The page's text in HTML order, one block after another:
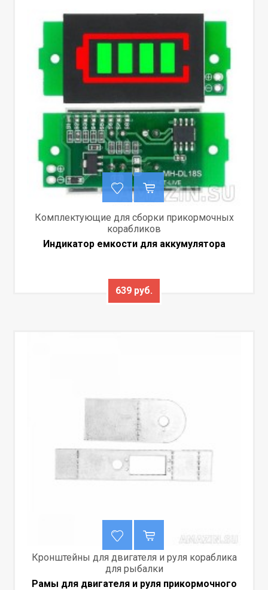
Комплектующие для сборки прикормочных
корабликов
Индикатор емкости для аккумулятора
639 руб.
Кронштейны для двигателя и руля кораблика
для рыбалки
Рамы для двигателя и руля прикормочного